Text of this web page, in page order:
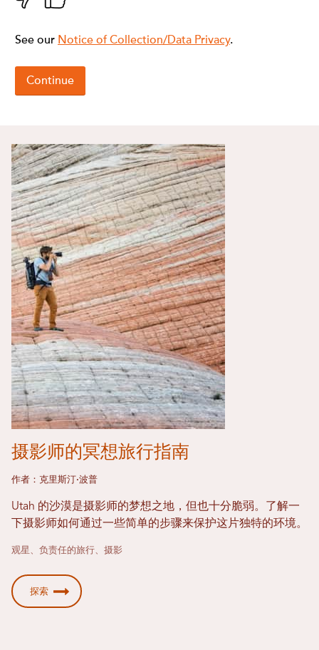
摄影师的冥想旅行指南
作者：克里斯汀·波普
Utah 的沙漠是摄影师的梦想之地，但也十分脆弱。了解一
下摄影师如何通过一些简单的步骤来保护这片独特的环境。
观星、负责任的旅行、摄影
探索